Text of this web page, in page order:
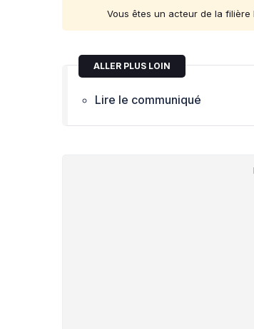
Vous êtes un acteur de la
ALLER PLUS LOIN
Lire le communiqué